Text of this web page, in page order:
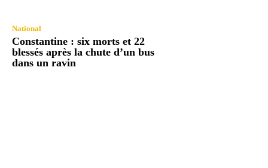
National
Constantine : six morts et 22
blessés après la chute d’un bus
dans un ravin